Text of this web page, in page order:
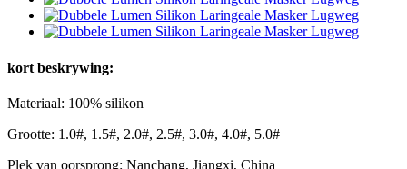
kort beskrywing:
Materiaal: 100% silikon
Grootte: 1.0#, 1.5#, 2.0#, 2.5#, 3.0#, 4.0#, 5.0#
Plek van oorsprong: Nanchang, Jiangxi, China